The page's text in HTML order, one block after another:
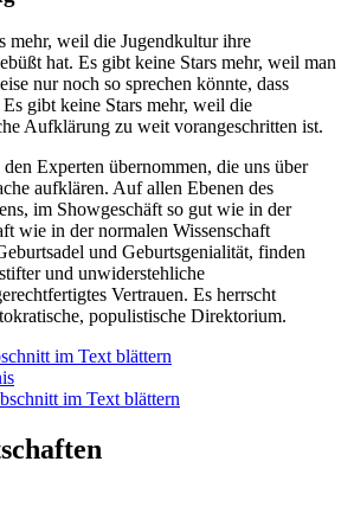
mehr, weil die Jugendkultur ihre
hat. Es gibt keine Stars mehr, weil man
nur noch so sprechen könnte, dass
gibt keine Stars mehr, weil die
Aufklärung zu weit vorangeschritten ist.
Experten übernommen, die uns über
aufklären. Auf allen Ebenen des
im Showgeschäft so gut wie in der
wie in der normalen Wissenschaft
und Geburtsgenialität, finden
und unwiderstehliche
Vertrauen. Es herrscht
populistische Direktorium.
im Text blättern
im Text blättern